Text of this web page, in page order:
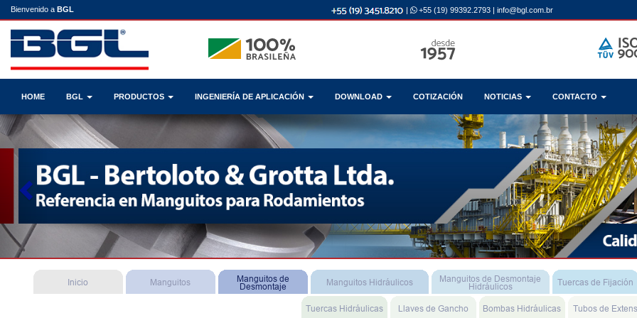
Bienvenido a BGL | +55 (19) 99392.2793 | info@bgl.com.br
HOME BGL PRODUCTOS INGENIERÍA DE APLICACIÓN DOWNLOAD COTIZACIÓN NOTICIAS CONTACTO
Previous